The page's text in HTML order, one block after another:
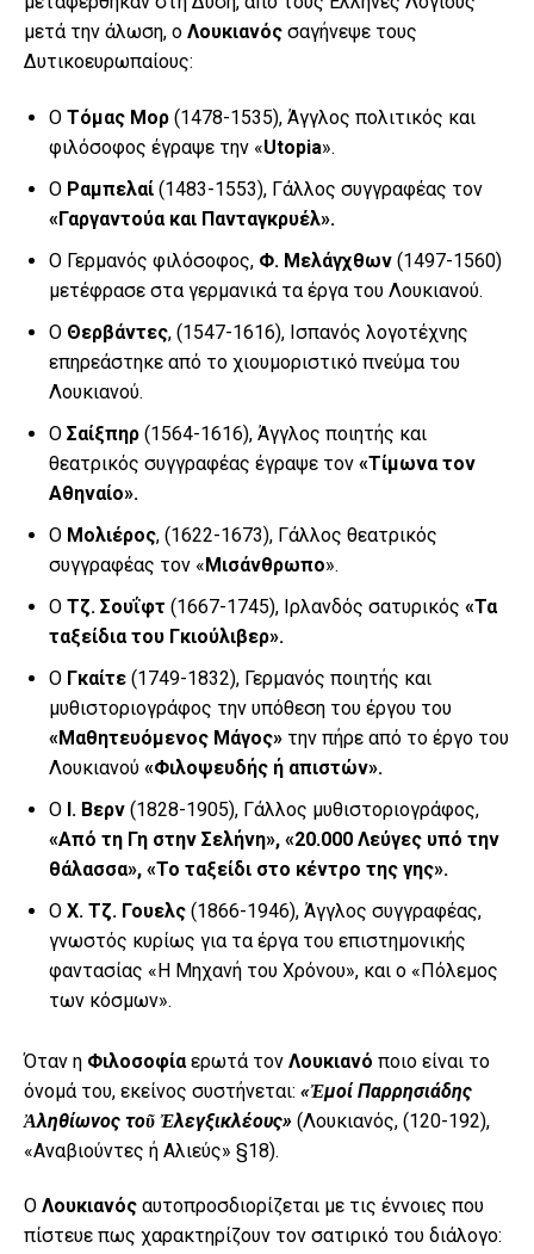
μετά την άλωση, ο Λουκιανός σαγήνεψε τους
Δυτικοευρωπαίους:
Ο Τόμας Μορ (1478-1535), Άγγλος πολιτικός και
φιλόσοφος έγραψε την «Utopia».
Ο Ραμπελαί (1483-1553), Γάλλος συγγραφέας τον
«Γαργαντούα και Πανταγκρυέλ».
Ο Γερμανός φιλόσοφος, Φ. Μελάγχθων (1497-1560)
μετέφρασε στα γερμανικά τα έργα του Λουκιανού.
Ο Θερβάντες, (1547-1616), Ισπανός λογοτέχνης
επηρεάστηκε από το χιουμοριστικό πνεύμα του
Λουκιανού.
Ο Σαίξπηρ (1564-1616), Άγγλος ποιητής και
θεατρικός συγγραφέας έγραψε τον «Τίμωνα τον
Αθηναίο».
Ο Μολιέρος, (1622-1673), Γάλλος θεατρικός
συγγραφέας τον «Μισάνθρωπο».
Ο Τζ. Σουΐφτ (1667-1745), Ιρλανδός σατυρικός «Τα
ταξείδια του Γκιούλιβερ».
Ο Γκαίτε (1749-1832), Γερμανός ποιητής και
μυθιστοριογράφος την υπόθεση του έργου του
«Μαθητευόμενος Μάγος» την πήρε από το έργο του
Λουκιανού «Φιλοψευδής ή απιστών».
Ο Ι. Βερν (1828-1905), Γάλλος μυθιστοριογράφος,
«Από τη Γη στην Σελήνη», «20.000 Λεύγες υπό την
θάλασσα», «Το ταξείδι στο κέντρο της γης».
Ο Χ. Τζ. Γουελς (1866-1946), Άγγλος συγγραφέας,
γνωστός κυρίως για τα έργα του επιστημονικής
φαντασίας «Η Μηχανή του Χρόνου», και ο «Πόλεμος
των κόσμων».
Όταν η Φιλοσοφίαερωτά τον Λουκιανό ποιο είναι το
όνομά του, εκείνος συστήνεται: «Ἐμοί Παρρησιάδης
Ἀληθίωνος τοῦ Ἐλεγξικλέους» (Λουκιανός, (120-192),
«Αναβιούντες ή Αλιεύς» §18).
Ο Λουκιανός αυτοπροσδιορίζεται με τις έννοιες που
πίστευε πως χαρακτηρίζουν τον σατιρικό του διάλογο: